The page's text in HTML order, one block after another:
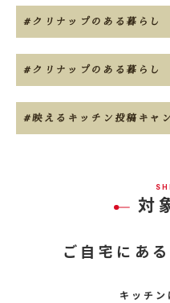
#クリナップのある暮ら
#クリナップのある暮ら
#映えるキッチン投稿キャ
対
ご自宅にあ
キッチン